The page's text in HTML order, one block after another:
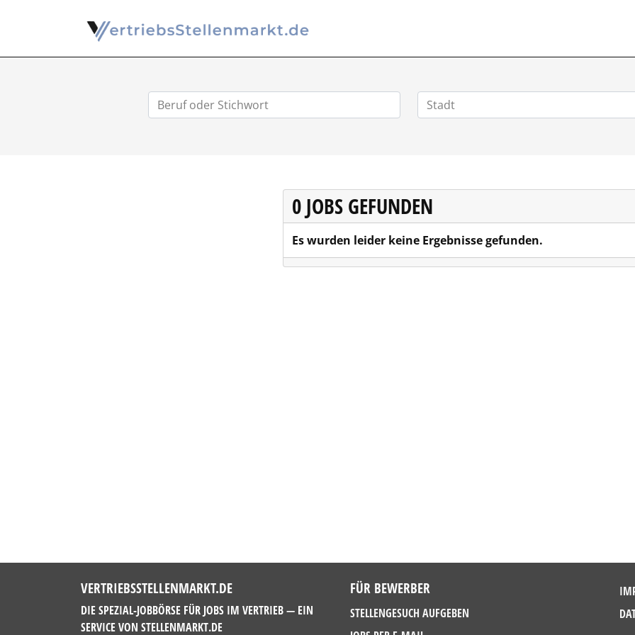
0 JOBS GEFUNDEN
Es wurden leider keine Ergebnisse gefunden.
VERTRIEBSSTELLENMARKT.DE
DIE SPEZIAL-JOBBÖRSE FÜR JOBS IM VERTRIEB — EIN
SERVICE VON STELLENMARKT.DE
FÜR BEWERBER
STELLENGESUCH AUFGEBEN